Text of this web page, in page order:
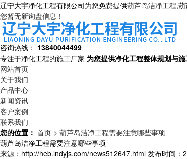
辽宁大宇净化工程有限公司为您免费提供葫芦岛洁净工程,
您暂无新询盘信息！
咨询热线： 13840044499
专注于净化工程的施工厂家 为您提供净化工程整体规划与
网站首页
关于我们
产品中心
新闻资讯
客户案例
联系我们
您的位置： 首页 > 葫芦岛洁净工程需要注意哪些事项
葫芦岛洁净工程需要注意哪些事项
来源：http://heb.lndyjs.com/news512647.html 发布时间：